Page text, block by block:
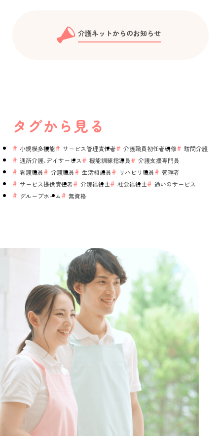
介護ネットからのお知らせ
タグから見る
小規模多機能 サービス管理責任者 介護職員初任者研修
訪問介護
通所介護、デイサービス
機能訓練指導員
介護支援専門員
看護職員
介護職員 生活相談員 リハビリ職員
管理者
サービス提供責任者
介護福祉士 社会福祉士
通いのサービス
グループホーム
無資格